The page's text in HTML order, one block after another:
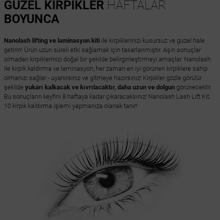
GÜZEL KİRPİKLER HAFTALAR
BOYUNCA
Nanolash lifting ve laminasyon kitiile kirpiklerinizi kusursuz ve güzel hale
getirin! Ürün uzun süreli etki sağlamak için tasarlanmıştır. Aşırı sonuçlar
olmadan kirpiklerinizi doğal bir şekilde belirginleştirmeyi amaçlar. Nanolash
ile kirpik kaldırma ve laminasyon, her zaman en iyi görünen kirpiklere sahip
olmanızı sağlar - uyanırsınız ve gitmeye hazırsınız! Kirpikler gözle görülür
şekilde yukarı kalkacak ve kıvrılacaktır, daha uzun ve dolgungörünecektir.
Bu sonuçların keyfini 8 haftaya kadar çıkaracaksınız! Nanolash Lash Lift Kit,
10 kirpik kaldırma işlemi yapmanıza olanak tanır!